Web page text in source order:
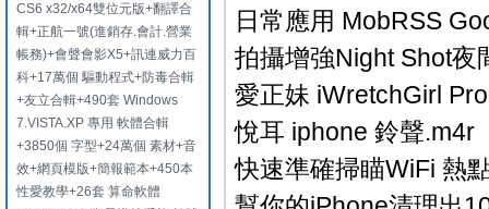
CS6 x32/x64雙位元版+翻譯合
輯+正航一號(進銷存.會計.營業
帳務)+會聲會影X5+訊連威力百
科+17萬個 驅動程式+防毒合輯
+友立合輯+490套 Windows
7.VISTA.XP 專用 軟體合輯
+3850個 字型+24萬個 素材+音
效+網頁模版+簡報範本+450本
性愛教學+26套 算命軟體
日常應用 MobRSS
拍攝增強Night Shot夜
愛正妹 iWretchGirl
悅耳 iphone 鈴聲.m4r
快速準確掃瞄WiFi 熱